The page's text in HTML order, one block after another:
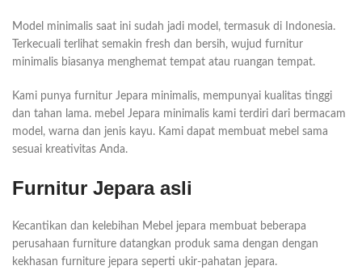
Model minimalis saat ini sudah jadi model, termasuk di Indonesia.
Terkecuali terlihat semakin fresh dan bersih, wujud furnitur
minimalis biasanya menghemat tempat atau ruangan tempat.
Kami punya furnitur Jepara minimalis, mempunyai kualitas tinggi
dan tahan lama. mebel Jepara minimalis kami terdiri dari bermacam
model, warna dan jenis kayu. Kami dapat membuat mebel sama
sesuai kreativitas Anda.
Furnitur Jepara asli
Kecantikan dan kelebihan Mebel jepara membuat beberapa
perusahaan furniture datangkan produk sama dengan dengan
kekhasan furniture jepara seperti ukir-pahatan jepara.